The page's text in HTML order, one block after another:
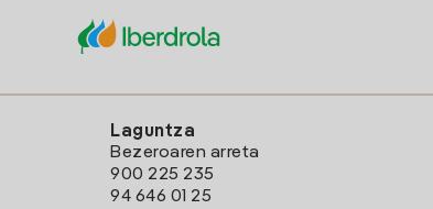
Laguntza
Bezeroaren arreta
900 225 235
94 646 01 25